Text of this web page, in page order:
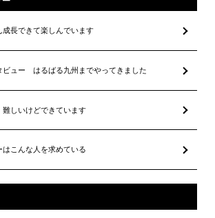
成長できて楽しんでいます
ビュー はるばる九州までやってきました
難しいけどできています
はこんな人を求めている